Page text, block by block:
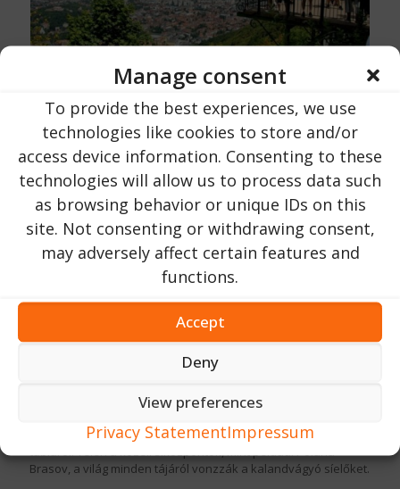
Manage consent
To provide the best experiences, we use
technologies like cookies to store and/or
access device information. Consenting to these
technologies will allow us to process data such
as browsing behavior or unique IDs on this
site. Not consenting or withdrawing consent,
may adversely affect certain features and
functions.
Accept
Deny
View preferences
Privacy StatementImpressum
felfedezéséhez. A Tampa hegy fenségesen emelkedik a város
környező tájra közvetlenül a hatalmas „Brassó” feliratú
tábláról. Télen a közeli síközpontok, mint például Poiana
Brasov, a világ minden tájáról vonzzák a kalandvágyó síelőket.